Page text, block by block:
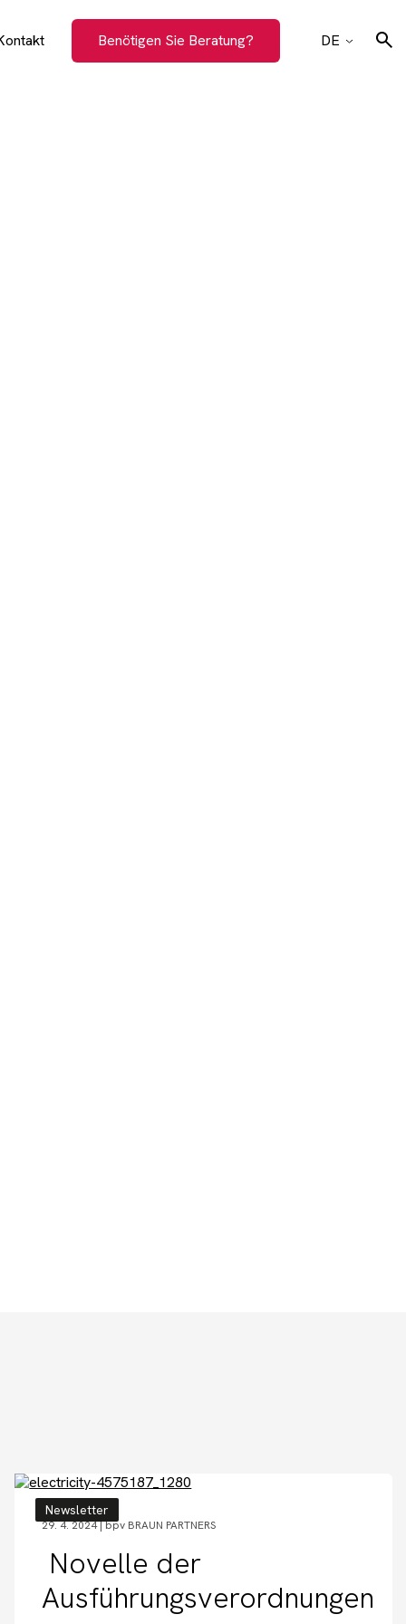
Benötigen Sie Beratung?
DE
Newsletter
29. 4. 2024 |bpv BRAUN PARTNERS
Novelle der
Ausführungsverordnungen